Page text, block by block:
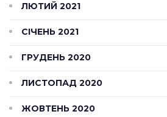
ЛЮТИЙ 2021
СІЧЕНЬ 2021
ГРУДЕНЬ 2020
ЛИСТОПАД 2020
ЖОВТЕНЬ 2020